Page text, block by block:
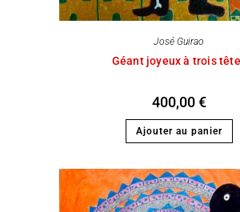
José Guirao
Géant joyeux à trois
400,00€
Ajouter au panier